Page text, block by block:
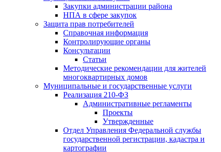
Закупки администрации района
НПА в сфере закупок
Защита прав потребителей
Справочная информация
Контролирующие органы
Консультации
Статьи
Методические рекомендации для жителей
многоквартирных домов
Муниципальные и государственные услуги
Реализация 210-ФЗ
Административные регламенты
Проекты
Утвержденные
Отдел Управления Федеральной службы
государственной регистрации, кадастра и
картографии